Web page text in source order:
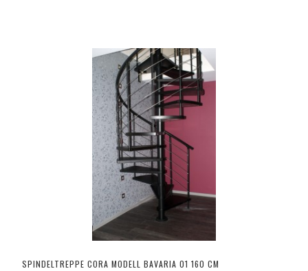
SPINDELTREPPE CORA MODELL BAVARIA 01 160 CM